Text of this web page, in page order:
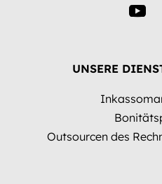
UNSERE
Outsourcen des